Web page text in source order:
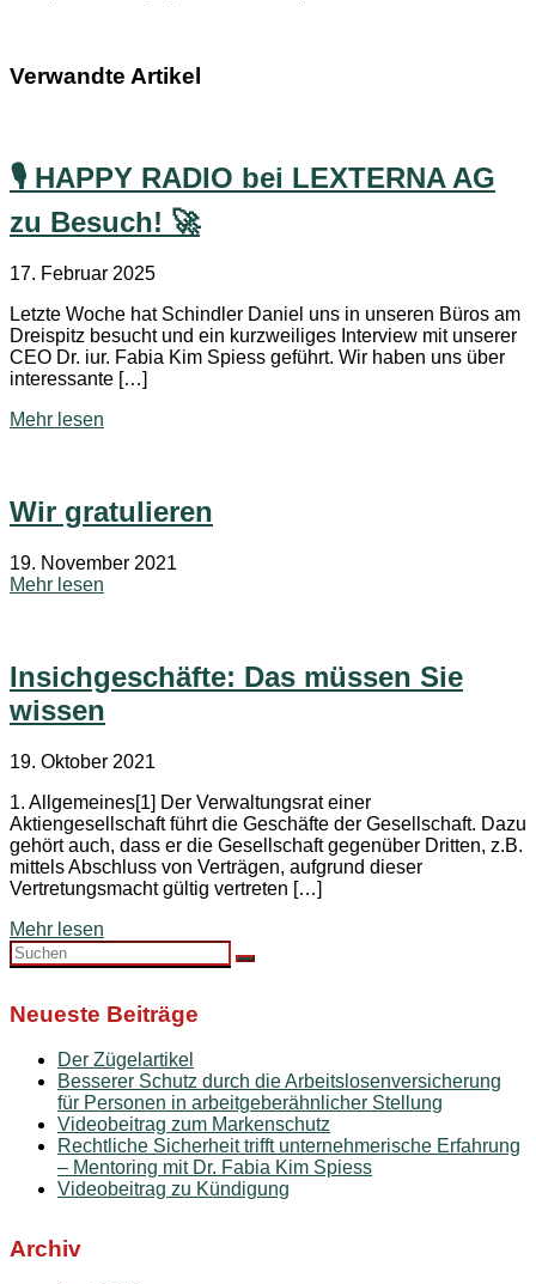
Verwandte Artikel
🎙️ HAPPY RADIO bei LEXTERNA AG
zu Besuch! 🚀
17. Februar 2025
Letzte Woche hat Schindler Daniel uns in unseren Büros am
Dreispitz besucht und ein kurzweiliges Interview mit unserer
CEO Dr. iur. Fabia Kim Spiess geführt. Wir haben uns über
interessante […]
Mehr lesen
Wir gratulieren
19. November 2021
Mehr lesen
Insichgeschäfte: Das müssen Sie
wissen
19. Oktober 2021
1. Allgemeines[1] Der Verwaltungsrat einer
Aktiengesellschaft führt die Geschäfte der Gesellschaft. Dazu
gehört auch, dass er die Gesellschaft gegenüber Dritten, z.B.
mittels Abschluss von Verträgen, aufgrund dieser
Vertretungsmacht gültig vertreten […]
Mehr lesen
Search
for:
Suchen
Neueste Beiträge
Der Zügelartikel
Besserer Schutz durch die Arbeitslosenversicherung
für Personen in arbeitgeberähnlicher Stellung
Videobeitrag zum Markenschutz
Rechtliche Sicherheit trifft unternehmerische Erfahrung
– Mentoring mit Dr. Fabia Kim Spiess
Videobeitrag zu Kündigung
Archiv